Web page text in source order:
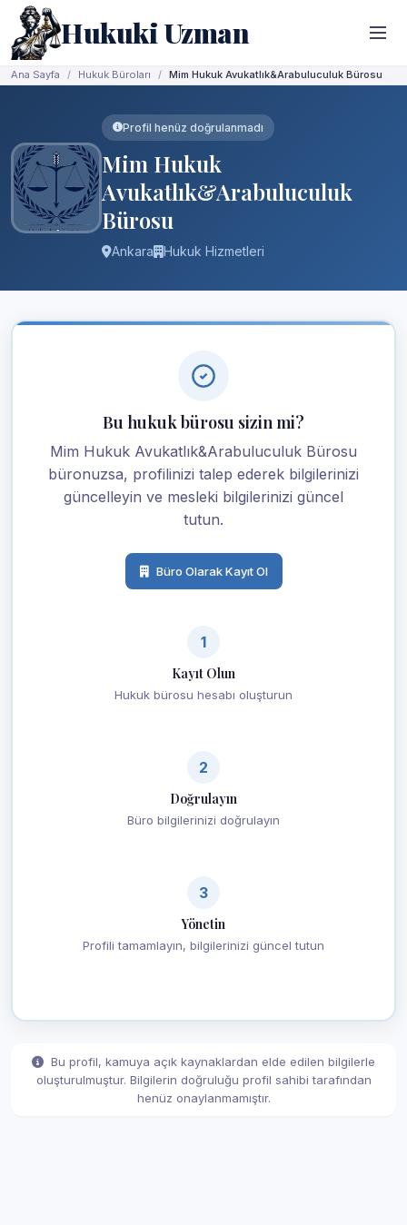
Hukuki Uzman
Ana Sayfa Hukuk Büroları Mim Hukuk Avukatlık&Arabuluculuk Bürosu
Profil henüz doğrulanmadı
Mim Hukuk
Avukatlık&Arabuluculuk
Bürosu
Ankara Hukuk Hizmetleri
Bu hukuk bürosu sizin mi?
Mim Hukuk Avukatlık&Arabuluculuk Bürosu
büronuzsa, profilinizi talep ederek bilgilerinizi
güncelleyin ve mesleki bilgilerinizi güncel
tutun.
Büro Olarak Kayıt Ol
1
Kayıt Olun
Hukuk bürosu hesabı oluşturun
2
Doğrulayın
Büro bilgilerinizi doğrulayın
3
Yönetin
Profili tamamlayın, bilgilerinizi güncel tutun
Bu profil, kamuya açık kaynaklardan elde edilen bilgilerle
oluşturulmuştur. Bilgilerin doğruluğu profil sahibi tarafından
henüz onaylanmamıştır.